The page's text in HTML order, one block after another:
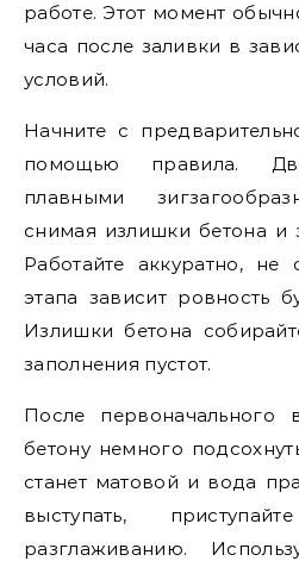
работе. Этот момент
часа после заливки в
условий.
Начните с
помощью правила.
плавными
снимая излишки бетона и
Работайте аккуратно,
этапа зависит ровность
Излишки бетона
заполнения пустот.
После первоначального
бетону немного
станет матовой и вода
выступать,
разглаживанию.